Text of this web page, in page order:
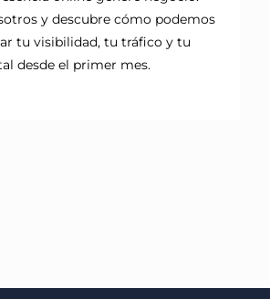
y descubre cómo podemos
tu visibilidad, tu tráfico y tu
desde el primer mes.